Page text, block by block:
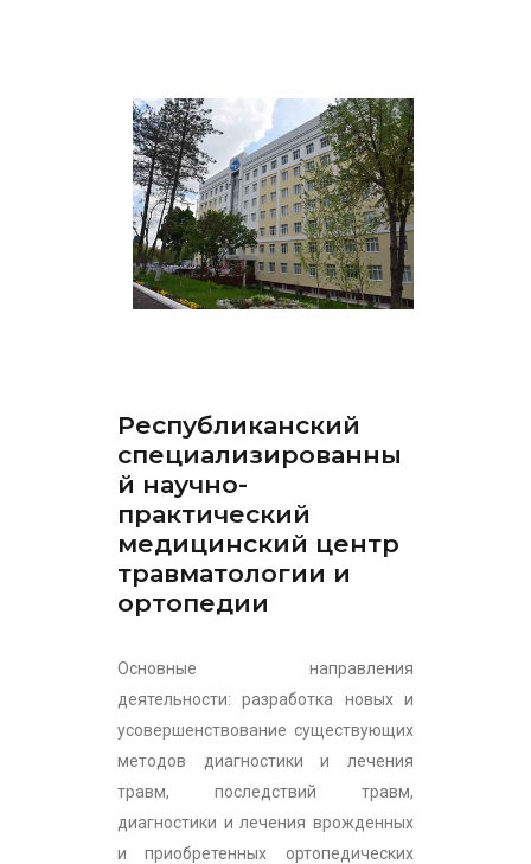
Республиканский
специализированны
й научно-
практический
медицинский центр
травматологии и
ортопедии
Основные направления
деятельности: разработка новых и
усовершенствование существующих
методов диагностики и лечения
травм, последствий травм,
диагностики и лечения врожденных
и приобретенных ортопедических